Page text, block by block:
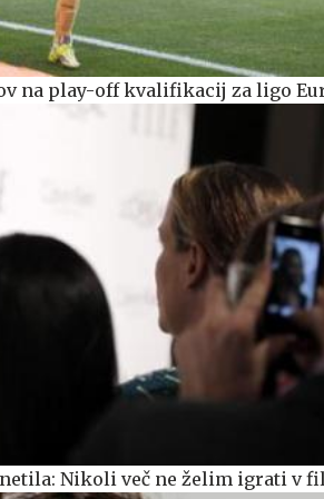
na play-off kvalifikacij za ligo
Nikoli več ne želim igrati v